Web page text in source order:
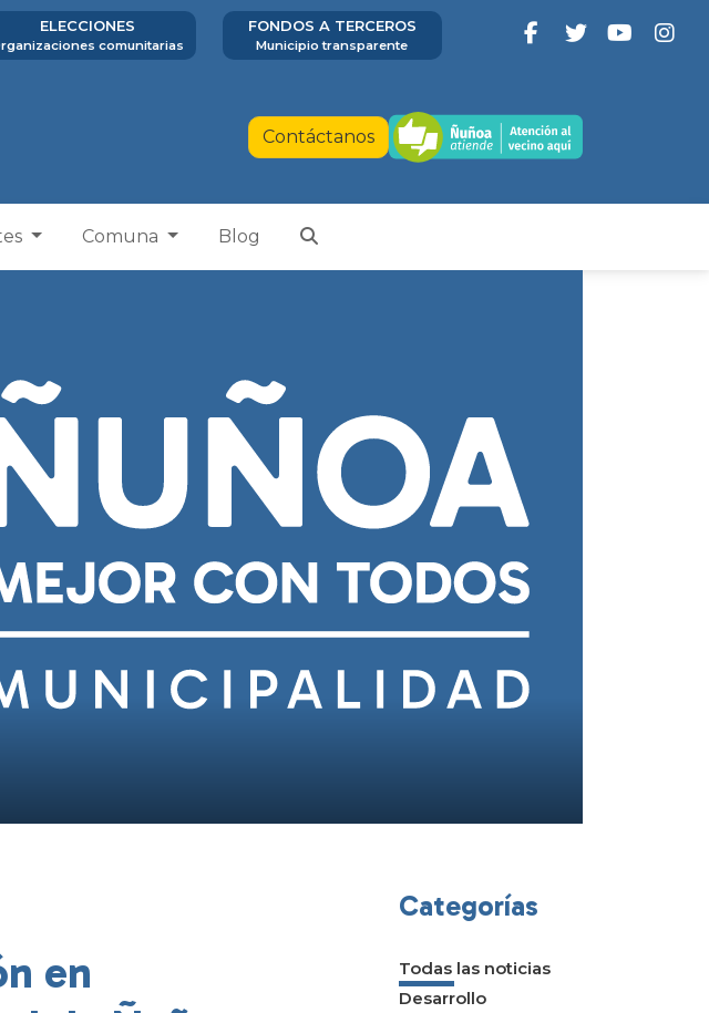
ELECCIONES
comunitarias
FONDOS A TERCEROS
Municipio transparente
Contáctanos
Comuna Blog
en
Categorías
Todas las noticias
Desarrollo